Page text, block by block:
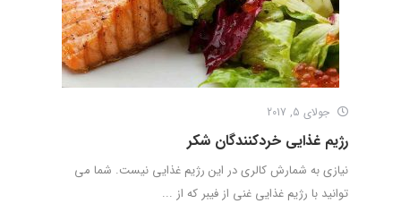
جولای 5, 2017
رژیم غذایی خردکنندگان شکر
نیازی به شمارش کالری در این رژیم غذایی نیست. شما می‌
توانید با رژیم غذایی غنی از فیبر که از ...